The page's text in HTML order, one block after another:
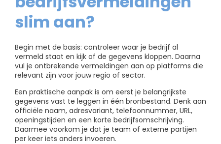
slim aan?
Begin met de basis: controleer waar je bedrijf al
vermeld staat en kijk of de gegevens kloppen. Daarna
vul je ontbrekende vermeldingen aan op platforms die
relevant zijn voor jouw regio of sector.
Een praktische aanpak is om eerst je belangrijkste
gegevens vast te leggen in één bronbestand. Denk aan
officiële naam, adresvariant, telefoonnummer, URL,
openingstijden en een korte bedrijfsomschrijving.
Daarmee voorkom je dat je team of externe partijen
per keer iets anders invoeren.